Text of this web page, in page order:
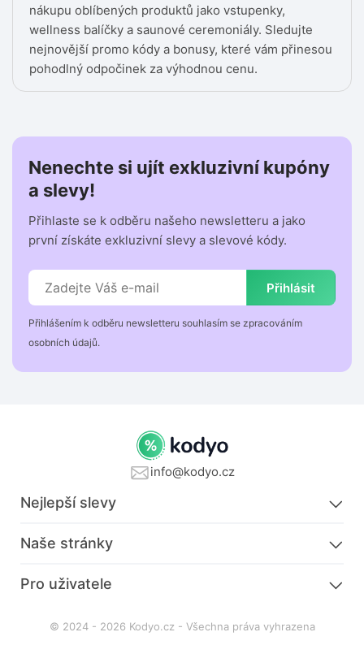
nákupu oblíbených produktů jako vstupenky,
wellness balíčky a saunové ceremoniály. Sledujte
nejnovější promo kódy a bonusy, které vám přinesou
pohodlný odpočinek za výhodnou cenu.
Nenechte si ujít exkluzivní kupóny
a slevy!
Přihlaste se k odběru našeho newsletteru a jako
první získáte exkluzivní slevy a slevové kódy.
Přihlásit
Přihlášením k odběru newsletteru souhlasím se zpracováním
osobních údajů.
info@kodyo.cz
Nejlepší slevy
Naše stránky
Pro uživatele
© 2024 - 2026 Kodyo.cz - Všechna práva vyhrazena